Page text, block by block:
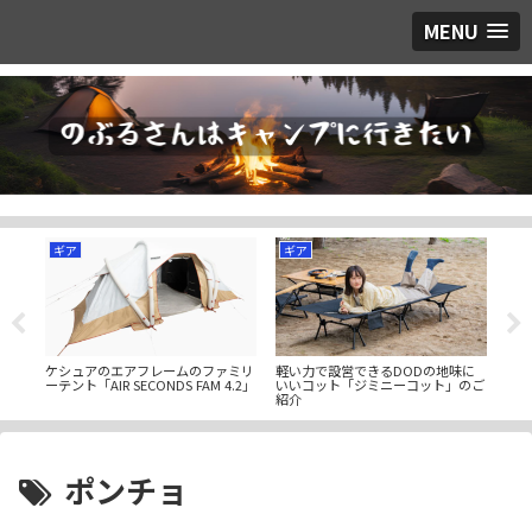
MENU
ギア
ケシュアのエアフレームのファミリ
ーテント「AIR SECONDS FAM 4.2」
ギア
軽い力で設営できるDODの地味に
いいコット「ジミニーコット」のご
紹介
ポンチョ